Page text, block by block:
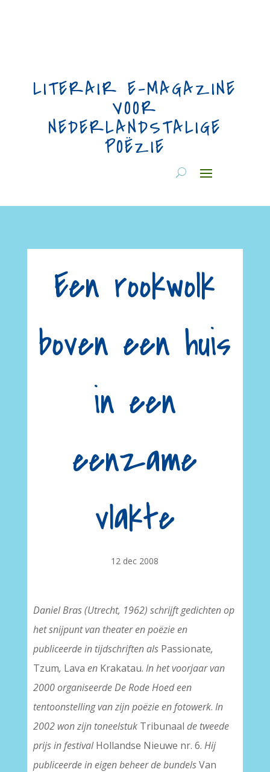
LITERAIR E-MAGAZINE
VOOR
NEDERLANDSTALIGE
POËZIE
Een rookwolk
boven een huis
in een
eenzame
vlakte
12 dec 2008
Daniel Bras (Utrecht, 1962) schrijft gedichten op
het snijpunt van theater en poëzie en
publiceerde in tijdschriften als Passionate,
Tzum, Lava en Krakatau. In het voorjaar van
2000 organiseerde De Rode Hoed een
tentoonstelling van zijn poëzie en fotowerk. In
2002 won zijn toneelstuk Tribunaal de tweede
prijs in festivalHollandse Nieuwe nr. 6. Hij
publiceerde in eigen beheer de bundelsVan